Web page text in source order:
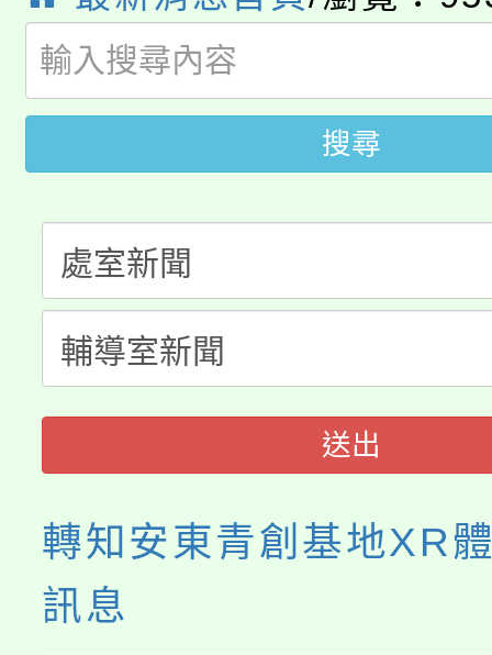
開!
115年桃園市運動會8/
田徑場及游泳池舉行。
桃園市低收入戶享有免
視費優惠，中低收入戶
半價優惠，詳情可洽有
者。
大園自造教育及科技
份教師增能研習
份教師研習
淨零綠生活教案入校路
會
115年食農教育專業人
程
搜尋
送出
轉知安東青創基地XR
訊息